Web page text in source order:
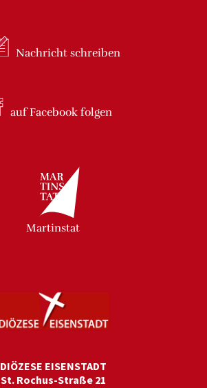
Nachricht schreiben
auf Facebookfolgen
Martinstat
DIÖZESE EISENSTADT
St. Rochus-Straße 21